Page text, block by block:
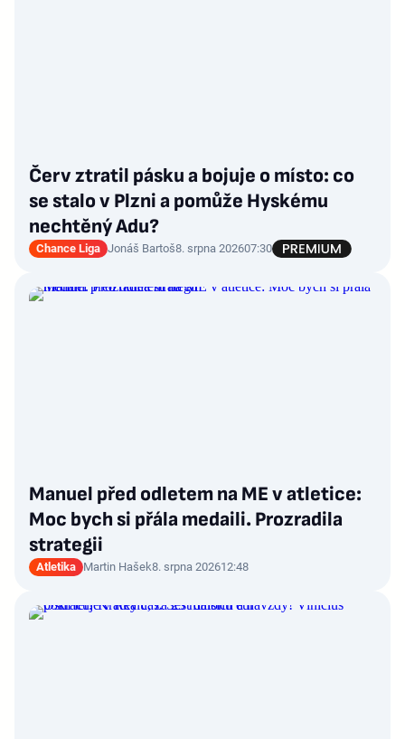
Červ ztratil pásku a bojuje o místo: co
se stalo v Plzni a pomůže Hyskému
nechtěný Adu?
Chance Liga Jonáš Bartoš8. srpna 202607:30
Manuel před odletem na ME v atletice:
Moc bych si přála medaili. Prozradila
strategii
Atletika Martin Hašek8. srpna 202612:48